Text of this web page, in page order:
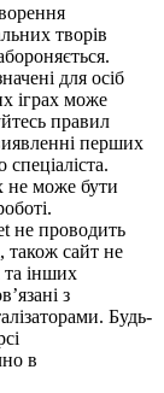
творів
для осіб
іграх може
правил
перших
не може бути
не проводить
також сайт не
та інших
з
Будь-
в